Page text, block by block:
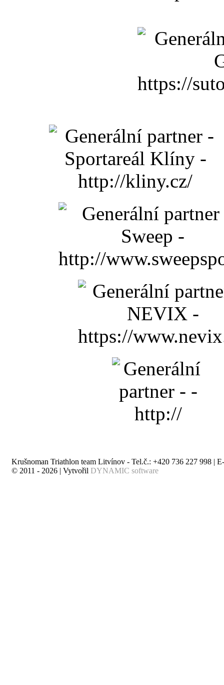
Krušnoman Triathlon team Litvínov - Tel.č.: +420 736 227 998 |
© 2011 - 2026 | Vytvořil DYNAMIC software